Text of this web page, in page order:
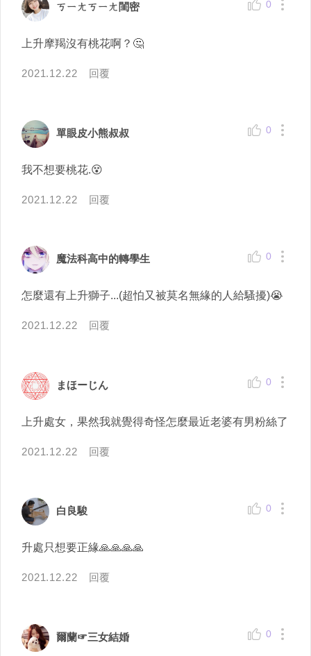
ㄎㄧㄤㄎㄧㄤ閨密 0
上升摩羯沒有桃花啊？🤔
2021.12.22 回覆
單眼皮小熊叔叔 0
我不想要桃花.😵
2021.12.22 回覆
魔法科高中的轉學生 0
怎麼還有上升獅子...(超怕又被莫名無緣的人給騷擾)😭
2021.12.22 回覆
まほーじん 0
上升處女，果然我就覺得奇怪怎麼最近老婆有男粉絲了
2021.12.22 回覆
白良駿 0
升處只想要正緣🙏🙏🙏🙏
2021.12.22 回覆
爾蘭☞三女結婚 0